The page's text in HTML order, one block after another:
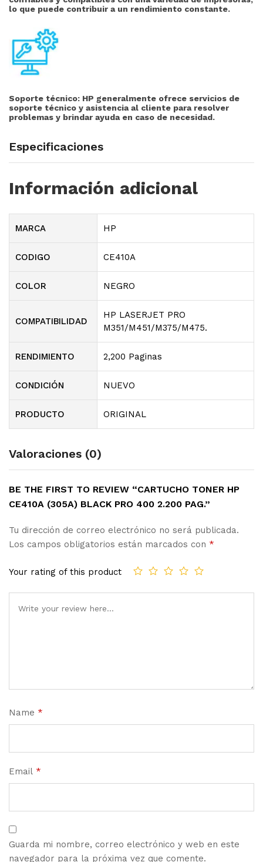
lo que puede contribuir a un rendimiento constante.
Soporte técnico: HP generalmente ofrece servicios de
soporte técnico y asistencia al cliente para resolver
problemas y brindar ayuda en caso de necesidad.
Especificaciones
Información adicional
MARCA HP
CODIGO CE410A
COLOR NEGRO
COMPATIBILIDAD
HP LASERJET PRO
M351/M451/M375/M475.
RENDIMIENTO 2,200 Paginas
CONDICIÓN NUEVO
PRODUCTO ORIGINAL
Valoraciones (0)
BE THE FIRST TO REVIEW “CARTUCHO TONER HP
CE410A (305A) BLACK PRO 400 2.200 PAG.”
Tu dirección de correo electrónico no será publicada.
Los campos obligatorios están marcados con *
Your rating of this product
Name *
Email *
Guarda mi nombre, correo electrónico y web en este
navegador para la próxima vez que comente.